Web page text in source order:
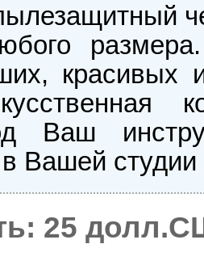
красивых
Ваш
в Вашей
25